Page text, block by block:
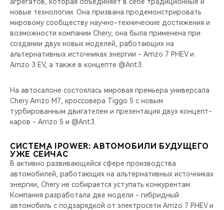
CHERY И СПОРТ
НАШИ МЕРОПРИЯТИЯ
ВИДЕООБЗОРЫ
новые технологии. Она призвана продемонстрировать
мировому сообществу научно-технические достижения и
возможности компании Chery, она была применена при
создании двух новых моделей, работающих на
альтернативных источниках энергии - Arrizo 7 PHEV и
Arrizo 3 EV, а также в концепте @Ant3.
На автосалоне состоялась мировая премьера универсала
Chery Arrizo M7, кроссовера Tiggo 5 с новым
турбированным двигателем и презентация двух концепт-
каров - Arrizo 5 и @Ant3.
СИСТЕМА IPOWER: АВТОМОБИЛИ БУДУЩЕГО
УЖЕ СЕЙЧАС
В активно развивающейся сфере производства
автомобилей, работающих на альтернативных источниках
энергии, Chery не собирается уступать конкурентам.
Компания разработала две модели - гибридный
автомобиль с подзарядкой от электросети Arrizo 7 PHEV и